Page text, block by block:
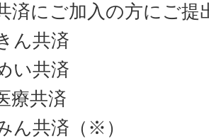
済にご加入の方にご
ん共済
い共済
療共済
ん共済（※）